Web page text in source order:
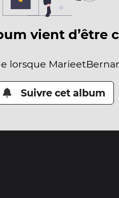
vient d’être
lorsque
Suivre cet album